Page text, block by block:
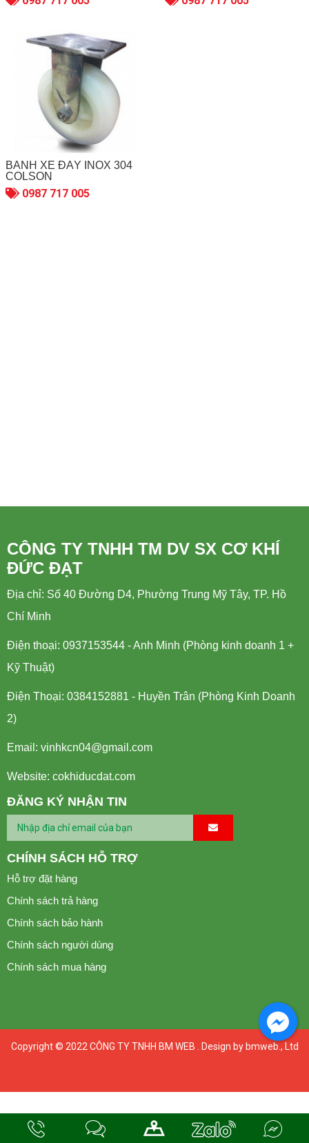
BÁNH XE ĐẨY INOX 304
COLSON
0987 717 005
CÔNG TY TNHH TM DV SX CƠ KHÍ
ĐỨC ĐẠT
Địa chỉ: Số 40 Đường D4, Phường Trung Mỹ Tây, TP. Hồ
Chí Minh
Điện thoại: 0937153544 - Anh Minh (Phòng kinh doanh 1 +
Kỹ Thuật)
Điện Thoại: 0384152881 - Huyền Trân (Phòng Kinh Doanh
2)
Email: vinhkcn04@gmail.com
Website: cokhiducdat.com
ĐĂNG KÝ NHẬN TIN
CHÍNH SÁCH HỖ TRỢ
Hỗ trợ đặt hàng
Chính sách trả hàng
Chính sách bảo hành
Chính sách người dùng
Chính sách mua hàng
Copyright © 2022CÔNG TY TNHH BM WEB . Design by bmweb., Ltd